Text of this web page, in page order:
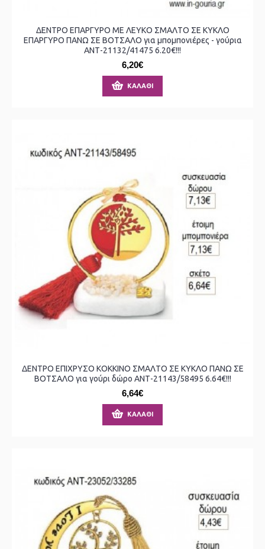
ΔΕΝΤΡΟ ΕΠΑΡΓΥΡΟ ΜΕ ΛΕΥΚΟ ΣΜΑΛΤΟ ΣΕ ΚΥΚΛΟ
ΕΠΑΡΓΥΡΟ ΠΑΝΩ ΣΕ ΒΟΤΣΑΛΟ για μπομπονιέρες - γούρια
ΑΝΤ-21132/41475 6.20€!!!
6,20€
ΚΑΛΆΘΙ
ΔΕΝΤΡΟ ΕΠΙΧΡΥΣΟ ΚΟΚΚΙΝΟ ΣΜΑΛΤΟ ΣΕ ΚΥΚΛΟ ΠΑΝΩ ΣΕ
ΒΟΤΣΑΛΟ για γούρι δώρο ΑΝΤ-21143/58495 6.64€!!!
6,64€
ΚΑΛΆΘΙ